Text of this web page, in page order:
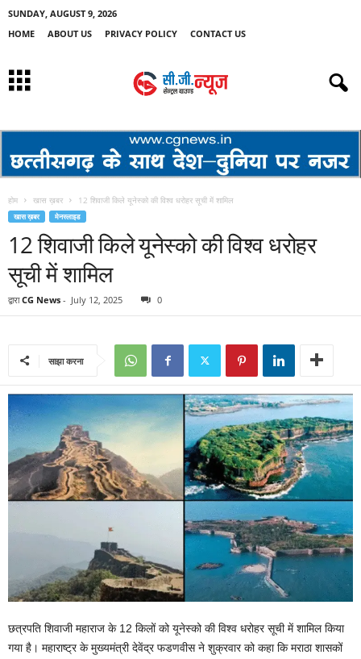
SUNDAY, AUGUST 9, 2026
HOME
ABOUT US PRIVACY POLICY CONTACT US
होम खास ख़बर 12 शिवाजी किले यूनेस्को की विश्व धरोहर सूची में शामिल
खास ख़बर मेनस्लाइड
12 शिवाजी किले यूनेस्को की विश्व धरोहर
सूची में शामिल
द्वारा CG News - July 12, 2025 0
साझा करना
छत्रपति शिवाजी महाराज के 12 किलों को यूनेस्को की विश्व धरोहर सूची में शामिल किया
गया है। महाराष्ट्र के मुख्यमंत्री देवेंद्र फडणवीस ने शुक्रवार को कहा कि मराठा शासकों